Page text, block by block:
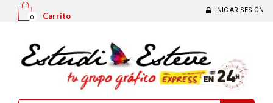
INICIAR SESIÓN
0 Carrito